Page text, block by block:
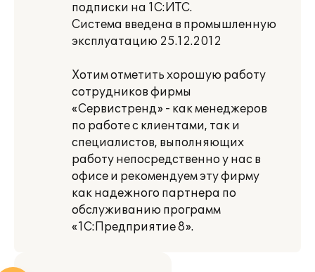
подписки на 1С:ИТС.
Система введена в промышленную
эксплуатацию 25.12.2012
Хотим отметить хорошую работу
сотрудников фирмы
«Сервистренд» - как менеджеров
по работе с клиентами, так и
специалистов, выполняющих
работу непосредственно у нас в
офисе и рекомендуем эту фирму
как надежного партнера по
обслуживанию программ
«1С:Предприятие 8».